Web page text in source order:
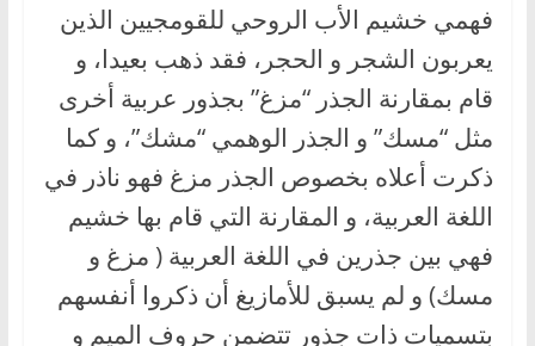
فهمي خشيم الأب الروحي للقومجيين الذين
يعربون الشجر و الحجر، فقد ذهب بعيدا، و
قام بمقارنة الجذر “مزغ” بجذور عربية أخرى
مثل “مسك” و الجذر الوهمي “مشك”، و كما
ذكرت أعلاه بخصوص الجذر مزغ فهو ناذر في
اللغة العربية، و المقارنة التي قام بها خشيم
فهي بين جذرين في اللغة العربية ( مزغ و
مسك) و لم يسبق للأمازيغ أن ذكروا أنفسهم
بتسميات ذات جذور تتضمن حروف الميم و